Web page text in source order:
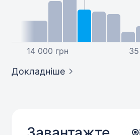
14 000 грн
Докладніше